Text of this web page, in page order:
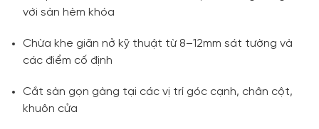
với sàn hèm khóa
Chừa khe giãn nở kỹ thuật từ 8–12mm sát tường và
các điểm cố định
Cắt sàn gọn gàng tại các vị trí góc cạnh, chân cột,
khuôn cửa